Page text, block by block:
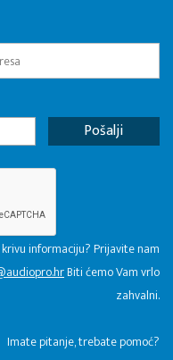
informaciju? Prijavite nam
Biti ćemo Vam vrlo
zahvalni.
​Imate pitanje, trebate pomoć?